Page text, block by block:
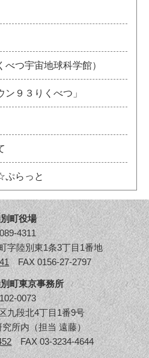
つ宇宙地球科学館）
９３りくべつ」
ぷらっと
町役場
4311
字陸別東1条3丁目1番地
FAX 0156-27-2797
町東京事務所
0073
九段北4丁目1番9号
所内（担当 遠藤）
FAX 03-3234-4644